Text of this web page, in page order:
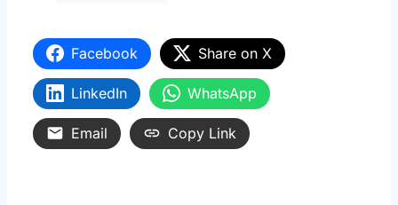
Facebook Share on X
LinkedIn WhatsApp
Email Copy Link